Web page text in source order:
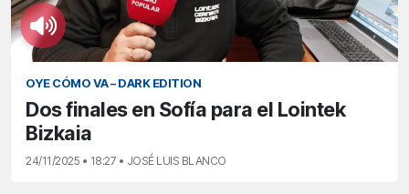
OYE CÓMO VA – DARK EDITION
Dos finales en Sofía para el Lointek
Bizkaia
24/11/2025 • 18:27 • JOSÉ LUIS BLANCO